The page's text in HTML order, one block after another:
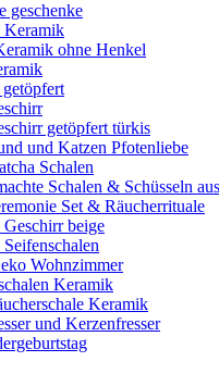
geschenke
Keramik
ohne Henkel
getöpfert türkis
und Katzen Pfotenliebe
Schalen
Schalen & Schüsseln
Set & Räucherrituale
beige
Wohnzimmer
Keramik
Keramik
und Kerzenfresser